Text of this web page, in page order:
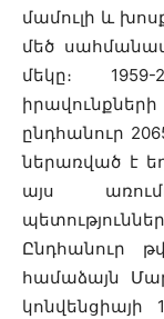
մամուլի և
մեծ
մեկը։
ընդհանուր
ներառված է
այս
Ընդհանուր
համաձայն